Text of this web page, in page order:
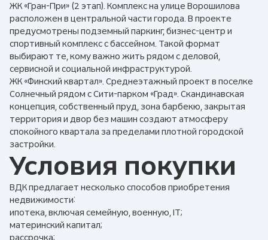
ЖК «Гран-При» (2 этап). Комплекс на улице Ворошилова
расположен в центральной части города. В проекте
предусмотрены подземный паркинг, бизнес-центр и
спортивный комплекс с бассейном. Такой формат
выбирают те, кому важно жить рядом с деловой,
сервисной и социальной инфраструктурой.
ЖК «Финский квартал». Среднеэтажный проект в поселке
Солнечный рядом с Сити-парком «Град». Скандинавская
концепция, собственный пруд, зона барбекю, закрытая
территория и двор без машин создают атмосферу
спокойного квартала за пределами плотной городской
застройки.
Условия покупки
ВДК предлагает несколько способов приобретения
недвижимости:
ипотека, включая семейную, военную, IT;
материнский капитал;
рассрочка;